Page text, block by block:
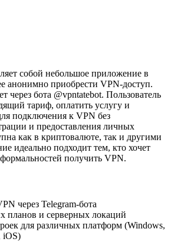
собой небольшое приложение в
анонимно приобрести VPN-доступ.
через бота @vpntatebot. Пользователь
тариф, оплатить услугу и
подключения к VPN без
и предоставления личных
как в криптовалюте, так и другими
идеально подходит тем, кто хочет
получить VPN.
через Telegram-бота
планов и серверных локаций
для различных платформ (Windows,
iOS)